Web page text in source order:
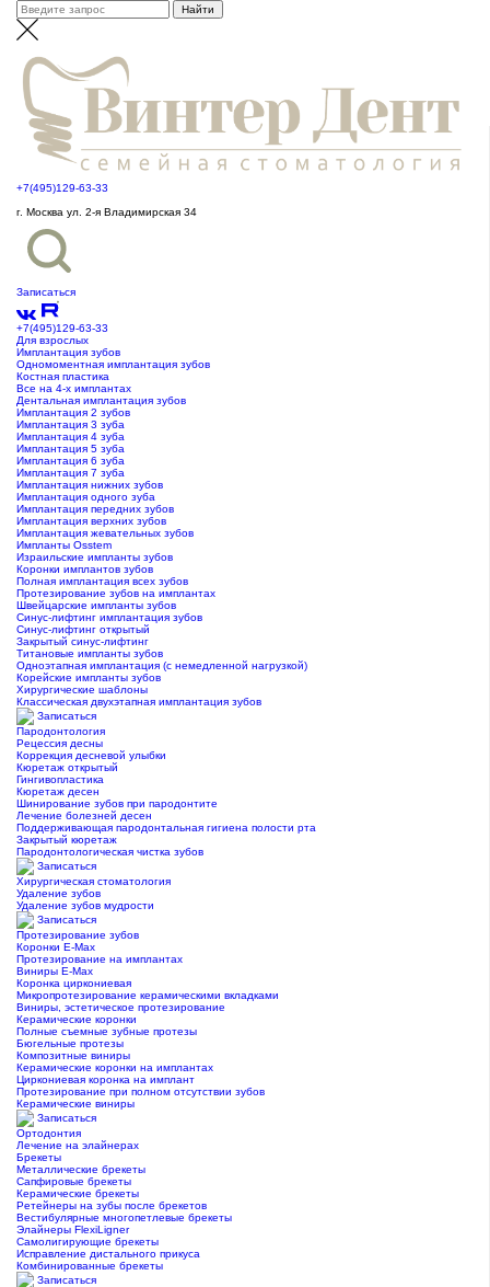
+7(495)129-63-33
г. Москва ул. 2-я Владимирская 34
Записаться
+7(495)129-63-33
Для взрослых
Имплантация зубов
Одномоментная имплантация зубов
Костная пластика
Все на 4-х имплантах
Дентальная имплантация зубов
Имплантация 2 зубов
Имплантация 3 зуба
Имплантация 4 зуба
Имплантация 5 зуба
Имплантация 6 зуба
Имплантация 7 зуба
Имплантация нижних зубов
Имплантация одного зуба
Имплантация передних зубов
Имплантация верхних зубов
Имплантация жевательных зубов
Импланты Osstem
Израильские импланты зубов
Коронки имплантов зубов
Полная имплантация всех зубов
Протезирование зубов на имплантах
Швейцарские импланты зубов
Синус-лифтинг имплантация зубов
Синус-лифтинг открытый
Закрытый синус-лифтинг
Титановые импланты зубов
Одноэтапная имплантация (с немедленной нагрузкой)
Корейские импланты зубов
Хирургические шаблоны
Классическая двухэтапная имплантация зубов
Записаться
Пародонтология
Рецессия десны
Коррекция десневой улыбки
Кюретаж открытый
Гингивопластика
Кюретаж десен
Шинирование зубов при пародонтите
Лечение болезней десен
Поддерживающая пародонтальная гигиена полости рта
Закрытый кюретаж
Пародонтологическая чистка зубов
Записаться
Хирургическая стоматология
Удаление зубов
Удаление зубов мудрости
Записаться
Протезирование зубов
Коронки E-Max
Протезирование на имплантах
Виниры E-Max
Коронка циркониевая
Микропротезирование керамическими вкладками
Виниры, эстетическое протезирование
Керамические коронки
Полные съемные зубные протезы
Бюгельные протезы
Композитные виниры
Керамические коронки на имплантах
Циркониевая коронка на имплант
Протезирование при полном отсутствии зубов
Керамические виниры
Записаться
Ортодонтия
Лечение на элайнерах
Брекеты
Металлические брекеты
Сапфировые брекеты
Керамические брекеты
Ретейнеры на зубы после брекетов
Вестибулярные многопетлевые брекеты
Элайнеры FlexiLigner
Самолигирующие брекеты
Исправление дистального прикуса
Комбинированные брекеты
Записаться